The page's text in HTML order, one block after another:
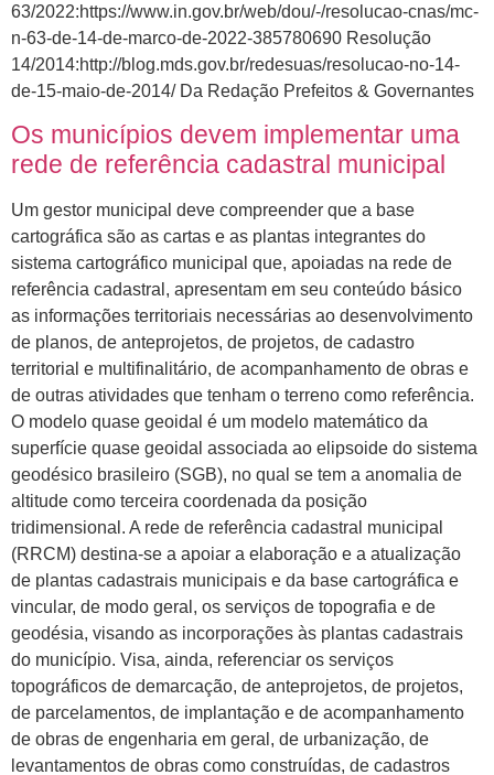
63/2022:https://www.in.gov.br/web/dou/-/resolucao-cnas/mc-
n-63-de-14-de-marco-de-2022-385780690 Resolução
14/2014:http://blog.mds.gov.br/redesuas/resolucao-no-14-
de-15-maio-de-2014/ Da Redação Prefeitos & Governantes
Os municípios devem implementar uma
rede de referência cadastral municipal
Um gestor municipal deve compreender que a base
cartográfica são as cartas e as plantas integrantes do
sistema cartográfico municipal que, apoiadas na rede de
referência cadastral, apresentam em seu conteúdo básico
as informações territoriais necessárias ao desenvolvimento
de planos, de anteprojetos, de projetos, de cadastro
territorial e multifinalitário, de acompanhamento de obras e
de outras atividades que tenham o terreno como referência.
O modelo quase geoidal é um modelo matemático da
superfície quase geoidal associada ao elipsoide do sistema
geodésico brasileiro (SGB), no qual se tem a anomalia de
altitude como terceira coordenada da posição
tridimensional. A rede de referência cadastral municipal
(RRCM) destina-se a apoiar a elaboração e a atualização
de plantas cadastrais municipais e da base cartográfica e
vincular, de modo geral, os serviços de topografia e de
geodésia, visando as incorporações às plantas cadastrais
do município. Visa, ainda, referenciar os serviços
topográficos de demarcação, de anteprojetos, de projetos,
de parcelamentos, de implantação e de acompanhamento
de obras de engenharia em geral, de urbanização, de
levantamentos de obras como construídas, de cadastros